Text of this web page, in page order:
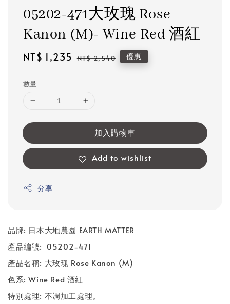
05202-471大玫瑰 Rose
Kanon (M)- Wine Red 酒紅
Sale
NT$ 1,235 Regular
NT$ 2,540 優惠
數量
加入購物車
Add to wishlist
分享
品牌: 日本大地農園 EARTH MATTER
產品編號: 05202-471
產品名稱: 大玫瑰 Rose Kanon (M)
色系: Wine Red 酒紅
特別處理: 不凋加工處理。